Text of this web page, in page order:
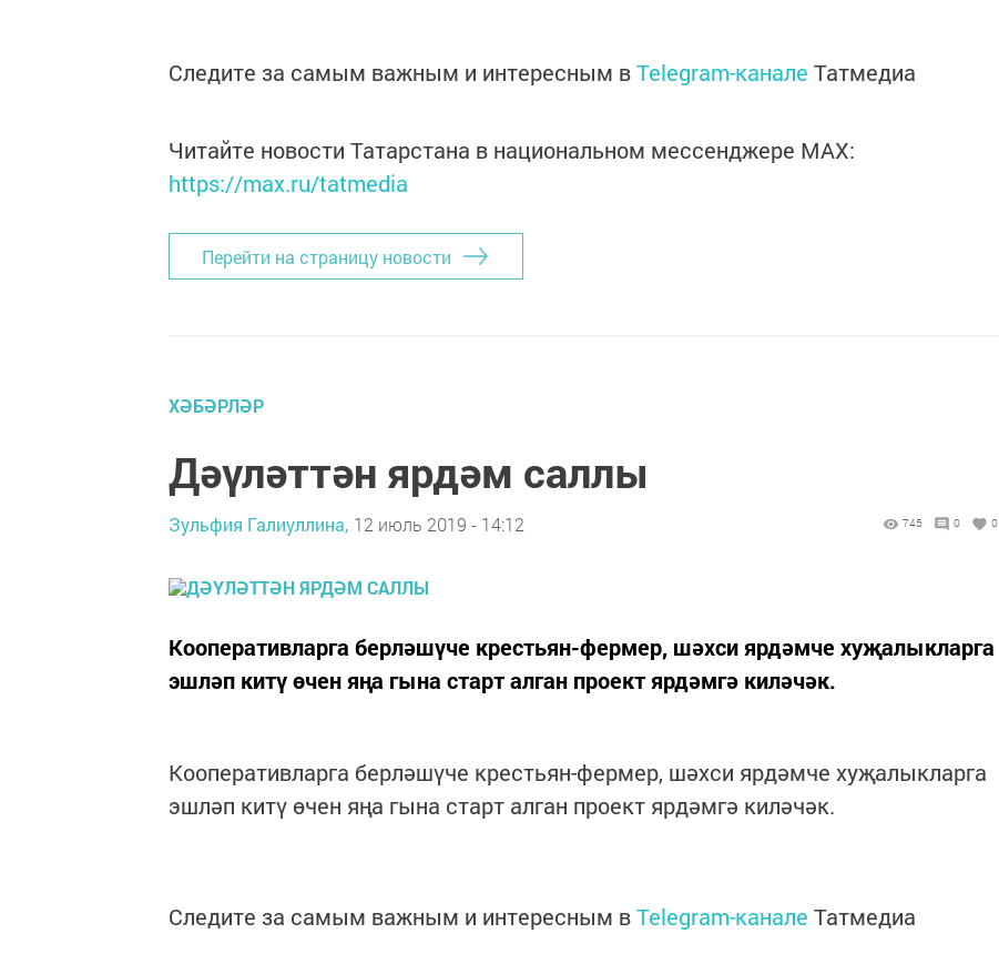
Следите за самым важным и интересным вTelegram-канале Татмедиа
Читайте новости Татарстана в национальном мессенджере MАХ:
https://max.ru/tatmedia
Перейти на страницу новости
ХӘБӘРЛӘР
Дәүләттән ярдәм саллы
Зульфия Галиуллина, 12 июль 2019 - 14:12 745 0 0
Кооперативларга берләшүче крестьян-фермер, шәхси ярдәмче хуҗалыкларга
эшләп китү өчен яңа гына старт алган проект ярдәмгә киләчәк.
Кооперативларга берләшүче крестьян-фермер, шәхси ярдәмче хуҗалыкларга
эшләп китү өчен яңа гына старт алган проект ярдәмгә киләчәк.
Следите за самым важным и интересным вTelegram-канале Татмедиа